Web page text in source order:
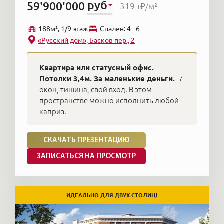
Золотой треугольник.
Любимы квартиры, находящиехся на
небольших тихих или «полутихих» улицах.
Это почти все улицы, перпендикулярные
улице Восстания: Манежная улица,
Гродненский, Солдатский, Ковенский
переулки, Фурштадтская, Захарьевская.
На Фонтанке, за исключением домов близких
к Летнему саду, продажа идет вяло — там
очень шумно.
Невского дороже, чем после Невского
проспекта, вне зависимости от наличия
59'900'000 руб 319 т₽/м²
188м², 1/9 этаж
Cпален: 4 - 6
«Русский дом», Басков пер., 2
Квартира или статусный офис.
Потолки 3,4м. За маленькие деньги. 7
окон, тишина, свой вход. В этом
пространстве можно исполнить любой
каприз.
СКАЧАТЬ ПРЕЗЕНТАЦИЮ
ЗАПИСАТЬСЯ НА ПРОСМОТР
ИДЕАЛЬНО ДЛЯ ДВУХ СТОЛИЦ!